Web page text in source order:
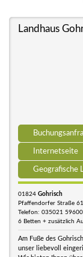
Landhaus
Internetseite
Geografische
01824 Gohrisch
Pfaffendorfer Straße 61
Telefon: 035021 59600
6 Betten + zusätzlich
Am Fuße des
unser liebevoll